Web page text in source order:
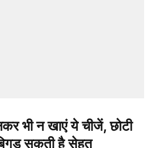
भी न खाएं ये चीजें, छोटी
सकती है सेहत